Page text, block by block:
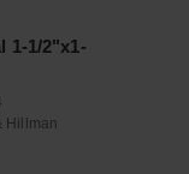
1-1/2"x1-
Hillman